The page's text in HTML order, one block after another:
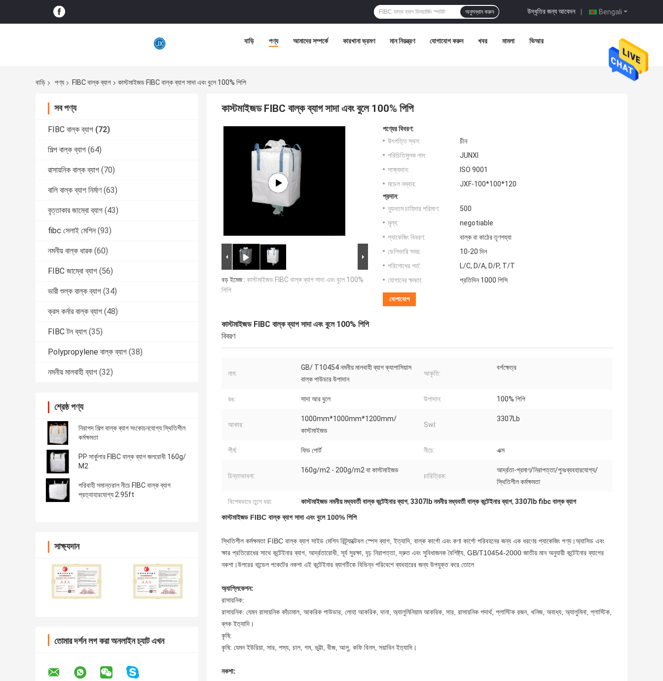
Bengali
উদ্ধৃতির জন্য আবেদন |
অনুসন্ধান করুন
বাড়ি পণ্য আমাদের সম্পর্কে কারখানা ভ্রমণ মান নিয়ন্ত্রণ যোগাযোগ করুন খবর মামলা ভিআর
বাড়ি পণ্য FIBC বাল্ক ব্যাগ কাস্টমাইজড FIBC বাল্ক ব্যাগ সাদা এবং বুলে 100% পিপি
সব পণ্য
FIBC বাল্ক ব্যাগ (72)
শিল্প বাল্ক ব্যাগ (64)
রাসায়নিক বাল্ক ব্যাগ (70)
বালি বাল্ক ব্যাগ নির্মাণ (63)
বৃত্তাকার জাম্বো ব্যাগ (43)
fibc সেলাই মেশিন (93)
নমনীয় বাল্ক ধারক (60)
FIBC জাম্বো ব্যাগ (56)
ভারী শুল্ক বাল্ক ব্যাগ (34)
ক্রস কর্নার বাল্ক ব্যাগ (48)
FIBC টন ব্যাগ (35)
Polypropylene বাল্ক ব্যাগ (38)
নমনীয় মালবাহী ব্যাগ (32)
শ্রেষ্ঠ পণ্য
নিরাপদ শিল্প বাল্ক ব্যাগ সংকোচনযোগ্য স্থিতিশীল
কর্মক্ষমতা
PP সার্কুলার FIBC বাল্ক ব্যাগ জলরোধী 160g/
M2
পরিবাহী সমান্তরাল নীচে FIBC বাল্ক ব্যাগ
প্রত্যাহারযোগ্য 2.95ft
সাক্ষ্যদান
তোমার দর্শন লগ করা অনলাইন চ্যাট এখন
কাস্টমাইজড FIBC বাল্ক ব্যাগ সাদা এবং বুলে 100% পিপি
বড় ইমেজ : কাস্টমাইজড FIBC বাল্ক ব্যাগ সাদা এবং বুলে 100%
পিপি
পণ্যের বিবরণ:
উৎপত্তি স্থল:
চীন
পরিচিতিমুলক নাম:
JUNXI
সাক্ষ্যদান:
ISO 9001
মডেল নম্বার:
JXF-100*100*120
প্রদান:
ন্যূনতম চাহিদার পরিমাণ:
500
মূল্য:
negotiable
প্যাকেজিং বিবরণ:
বাল্ক বা কাঠের তৃণশয্যা
ডেলিভারি সময়:
10-20 দিন
পরিশোধের শর্ত:
L/C, D/A, D/P, T/T
যোগানের ক্ষমতা:
প্রতিদিন 1000 পিসি
যোগাযোগ
কাস্টমাইজড FIBC বাল্ক ব্যাগ সাদা এবং বুলে 100% পিপি
বিবরণ
নাম:
GB/ T10454 নমনীয় মালবাহী ব্যাগ ক্যাপাসিয়াস
বাল্ক পাউডার উপাদান
আকৃতি:
বর্গক্ষেত্র
রঙ: সাদা আর বুলে উপাদান: 100% পিপি
আকার:
1000mm*1000mm*1200mm/
কাস্টমাইজড
Swl:
3307Lb
শীর্ষ: ফিড পোর্ট নীচে: এক্স
চিন্তাভাবনা:
160g/m2 - 200g/m2 বা কাস্টমাইজড
চারিত্রিক:
আর্দ্রতা-প্রমাণ/নিরাপত্তা/পুনঃব্যবহারযোগ্য/
স্থিতিশীল কর্মক্ষমতা
বিশেষভাবে তুলে ধরা: কাস্টমাইজড নমনীয় মধ্যবর্তী বাল্ক কন্টেইনার ব্যাগ, 3307lb নমনীয় মধ্যবর্তী বাল্ক কন্টেইনার ব্যাগ, 3307lb fibc বাল্ক ব্যাগ
কাস্টমাইজড FIBC বাল্ক ব্যাগ সাদা এবং বুলে 100% পিপি
স্থিতিশীল কর্মক্ষমতা FIBC বাল্ক ব্যাগ সাইড মেশিন রিট্র্যাক্টেবল স্পেস ব্যাগ, ইত্যাদি, বাল্ক কার্গো এবং কণা কার্গো পরিবহনের জন্য এক ধরণের প্যাকেজিং পণ্য।অ্যাসিড এবং
ক্ষার প্রতিরোধের সাথে কন্টেইনার ব্যাগ, আর্দ্রতারোধী, সূর্য সুরক্ষা, দৃঢ় নিরাপত্তা, দ্রুত এবং সুবিধাজনক বৈশিষ্ট্য, GB/T10454-2000 জাতীয় মান অনুযায়ী কন্টেইনার ব্যাগের
নকশা।উপরের বান্ডেল পকেটের নকশা এই কন্টেইনার ব্যাগটিকে বিভিন্ন পরিবেশে ব্যবহারের জন্য উপযুক্ত করে তোলে
অ্যাপ্লিকেশন:
রাসায়নিক:
রাসায়নিক: যেমন রাসায়নিক কাঁচামাল, আকরিক পাউডার, লোহা আকরিক, দানা, অ্যালুমিনিয়াম আকরিক, সার, রাসায়নিক পদার্থ, প্লাস্টিক রজন, খনিজ, অবাধ্য, অ্যালুমিনা, প্লাস্টিক,
ব্লক ইত্যাদি।
কৃষি:
কৃষি: যেমন ইউরিয়া, সার, শস্য, চাল, গম, ভুট্টা, বীজ, আলু, কফি বিনস, সয়াবিন ইত্যাদি।
নকশা: